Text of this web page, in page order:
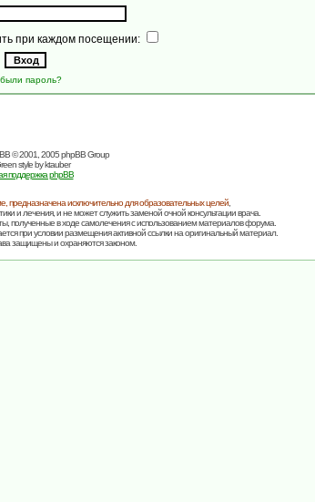
при каждом посещении:
пароль?
© 2001, 2005 phpBB Group
style byktauber
поддержка phpBB
исключительно для образовательных целей,
и лечения, и не может служить заменой очной консультации врача.
полученные в ходе самолечения с использованием материалов форума.
при условии размещения активной ссылки на оригинальный материал.
защищены и охраняются законом.